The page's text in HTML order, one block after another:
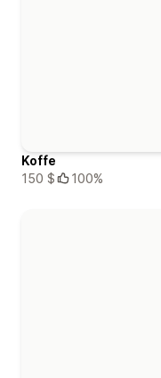
Koffe
150 $
100%